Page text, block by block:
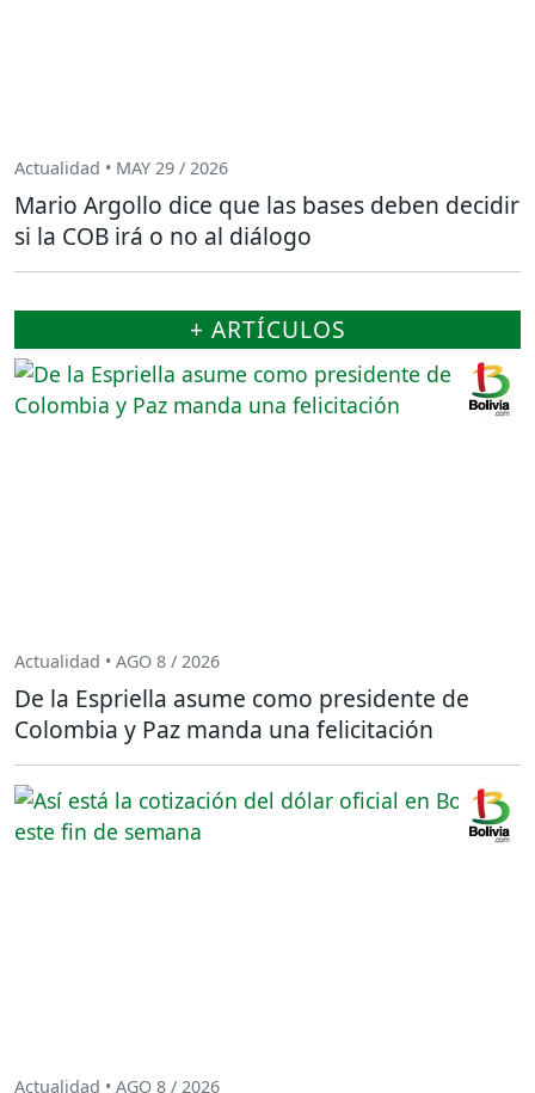
Actualidad • MAY 29 / 2026
Mario Argollo dice que las bases deben decidir
si la COB irá o no al diálogo
+ ARTÍCULOS
Actualidad • AGO 8 / 2026
De la Espriella asume como presidente de
Colombia y Paz manda una felicitación
Actualidad • AGO 8 / 2026